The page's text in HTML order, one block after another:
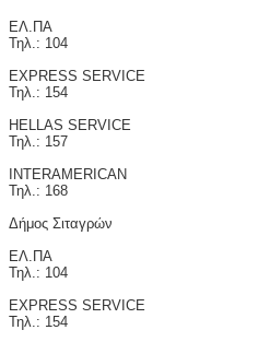
ΕΛ.ΠΑ
Τηλ.: 104
EXPRESS SERVICE
Τηλ.: 154
HELLAS SERVICE
Τηλ.: 157
INTERAMERICAN
Τηλ.: 168
Δήμος Σιταγρών
ΕΛ.ΠΑ
Τηλ.: 104
EXPRESS SERVICE
Τηλ.: 154